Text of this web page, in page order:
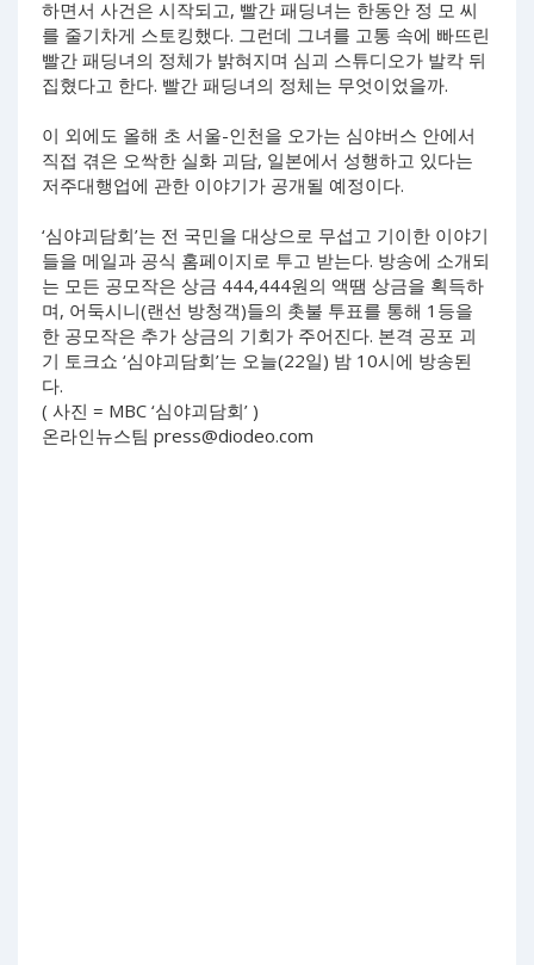
하면서 사건은 시작되고, 빨간 패딩녀는 한동안 정 모 씨
를 줄기차게 스토킹했다. 그런데 그녀를 고통 속에 빠뜨린
빨간 패딩녀의 정체가 밝혀지며 심괴 스튜디오가 발칵 뒤
집혔다고 한다. 빨간 패딩녀의 정체는 무엇이었을까.
이 외에도 올해 초 서울-인천을 오가는 심야버스 안에서
직접 겪은 오싹한 실화 괴담, 일본에서 성행하고 있다는
저주대행업에 관한 이야기가 공개될 예정이다.
‘심야괴담회’는 전 국민을 대상으로 무섭고 기이한 이야기
들을 메일과 공식 홈페이지로 투고 받는다. 방송에 소개되
는 모든 공모작은 상금 444,444원의 액땜 상금을 획득하
며, 어둑시니(랜선 방청객)들의 촛불 투표를 통해 1등을
한 공모작은 추가 상금의 기회가 주어진다. 본격 공포 괴
기 토크쇼 ‘심야괴담회’는 오늘(22일) 밤 10시에 방송된
다.
( 사진 = MBC ‘심야괴담회’ )
온라인뉴스팀 press@diodeo.com